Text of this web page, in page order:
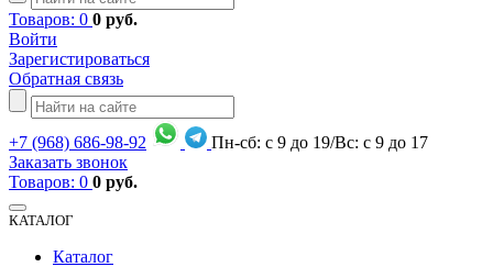
Товаров: 0 0 руб.
Войти
Зарегистироваться
Обратная связь
+7 (968) 686-98-92
Пн-сб: с 9 до 19/Вс: с 9 до 17
Заказать звонок
Товаров: 0 0 руб.
КАТАЛОГ
Каталог